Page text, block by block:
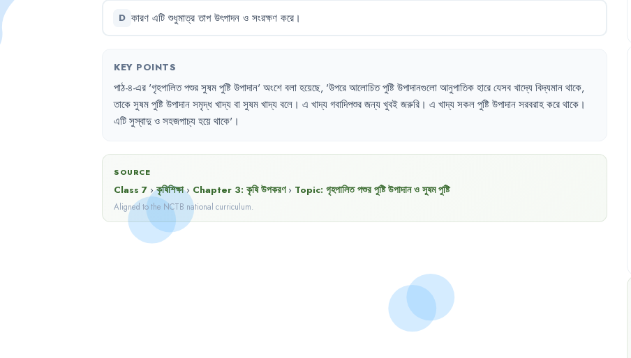
D কারণ এটি শুধুমাত্র তাপ উৎপাদন ও সংরক্ষণ করে।
KEY POINTS
পাঠ-৪-এর 'গৃহপালিতপশুরসুষমপুষ্টিউপাদান' অংশেবলাহয়েছে, 'উপরেআলোচিতপুষ্টিউপাদানগুলোআনুপাতিকহারেযেসবখাদ্যেবিদ্যমানথাকে,
তাকেসুষমপুষ্টিউপাদানসমৃদ্ধখাদ্যবাসুষমখাদ্যবলে । এ খাদ্যগবাদিপশুরজন্যখুবইজরুরি । এ খাদ্যসকলপুষ্টিউপাদানসরবরাহকরেথাকে ।
এটিসুস্বাদুওসহজপাচ্যহয়েথাকে'।
SOURCE
Class 7 ›কৃষিশিক্ষা › Chapter 3: কৃষি উপকরণ › Topic: গৃহপালিত পশুর পুষ্টি উপাদান ও সুষম পুষ্টি
Aligned to the NCTB national curriculum.